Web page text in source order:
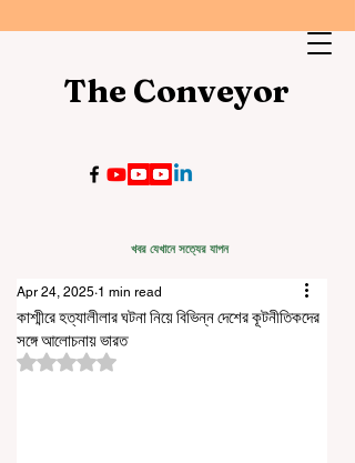
The Conveyor
খবর যেখানে সত্যের যাপন
কাশ্মীরে হত্যালীলার ঘটনা নিয়ে বিভিন্ন দেশের কূটনীতিকদের
সঙ্গে আলোচনায় ভারত
Apr 24, 2025 1 min read
Rated NaN out of 5 stars.